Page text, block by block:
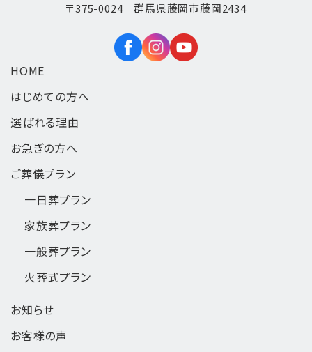
〒375-0024 群馬県藤岡市藤岡2434
HOME
はじめての方へ
選ばれる理由
お急ぎの方へ
ご葬儀プラン
一日葬プラン
家族葬プラン
一般葬プラン
火葬式プラン
お知らせ
お客様の声